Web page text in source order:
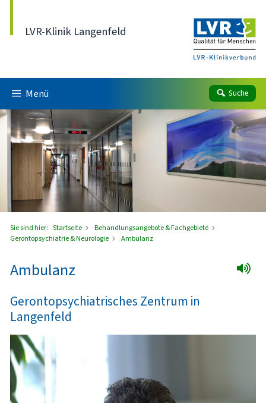
LVR-Klinik Langenfeld
Menü Suche
Sie sind hier: Startseite
Behandlungsangebote & Fachgebiete
Gerontopsychiatrie & Neurologie
Ambulanz
Ambulanz
Gerontopsychiatrisches Zentrum in
Langenfeld